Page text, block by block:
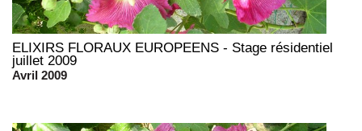
ELIXIRS FLORAUX EUROPEENS - Stage résidentiel
juillet 2009
Avril 2009